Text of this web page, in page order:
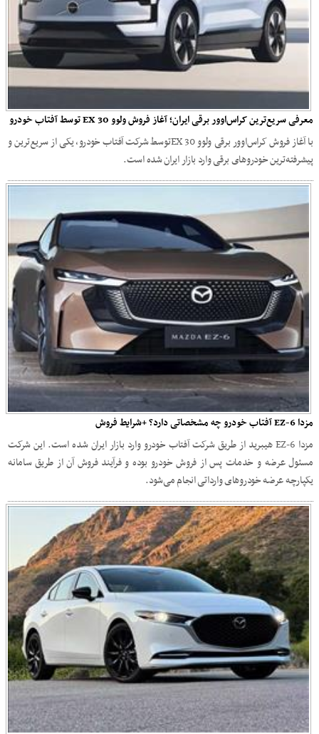
معرفی سریع‌ترین کراس‌اوور برقی ایران؛ آغاز فروش ولوو EX 30 توسط آفتاب خودرو
با آغاز فروش کراس‌اوور برقی ولوو EX 30توسط شرکت آفتاب خودرو، یکی از سریع‌ترین و
پیشرفته‌ترین خودروهای برقی وارد بازار ایران شده است.
مزدا EZ-6 آفتاب خودرو چه مشخصاتی دارد؟ +شرایط فروش
مزدا EZ-6 هیبرید از طریق شرکت آفتاب خودرو وارد بازار ایران شده است. این شرکت
مسئول عرضه و خدمات پس از فروش خودرو بوده و فرآیند فروش آن از طریق سامانه
یکپارچه عرضه خودروهای وارداتی انجام می‌شود.